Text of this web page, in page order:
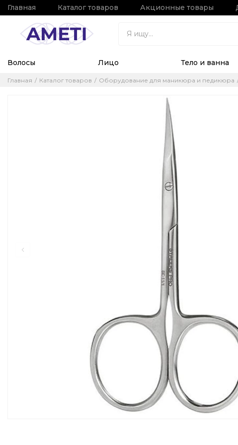
Главная Каталог товаров Акционные товары
Волосы Лицо Тело и ванна
Главная Каталог товаров Оборудование для маникюра и педикюра